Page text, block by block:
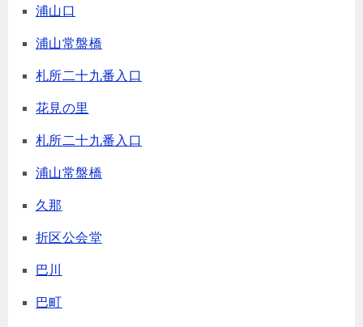
浦山口
浦山常盤橋
札所二十九番入口
花見の里
札所二十九番入口
浦山常盤橋
久那
折区公会堂
巴川
巴町